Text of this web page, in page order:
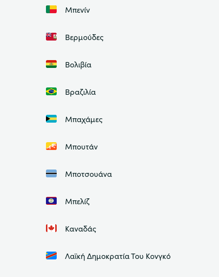
Μπενίν
Βερμούδες
Βολιβία
Βραζιλία
Μπαχάμες
Μπουτάν
Μποτσουάνα
Μπελίζ
Καναδάς
Λαϊκή Δημοκρατία Του Κονγκό